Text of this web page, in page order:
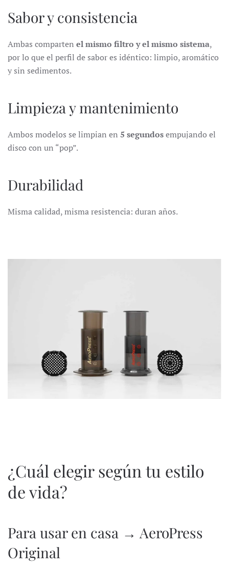
Sabor y consistencia
Ambas comparten el mismo filtro y el mismo sistema,
por lo que el perfil de sabor es idéntico: limpio, aromático
y sin sedimentos.
Limpieza y mantenimiento
Ambos modelos se limpian en 5 segundosempujando el
disco con un “pop”.
Durabilidad
Misma calidad, misma resistencia: duran años.
¿Cuál elegir según tu estilo
de vida?
Para usar en casa → AeroPress
Original